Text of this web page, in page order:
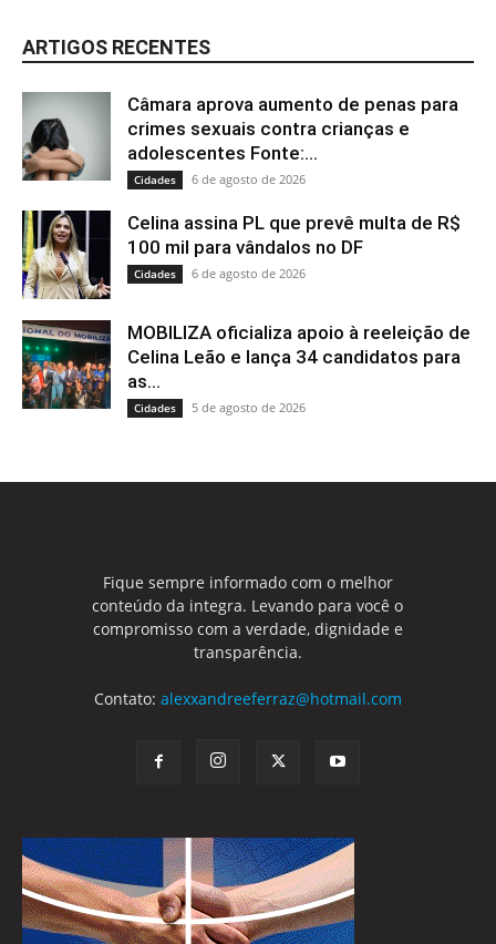
ARTIGOS RECENTES
Câmara aprova aumento de penas para
crimes sexuais contra crianças e
adolescentes Fonte:...
Cidades 6 de agosto de 2026
Celina assina PL que prevê multa de R$
100 mil para vândalos no DF
Cidades 6 de agosto de 2026
MOBILIZA oficializa apoio à reeleição de
Celina Leão e lança 34 candidatos para
as...
Cidades 5 de agosto de 2026
Fique sempre informado com o melhor
conteúdo da integra. Levando para você o
compromisso com a verdade, dignidade e
transparência.
Contato: alexxandreeferraz@hotmail.com